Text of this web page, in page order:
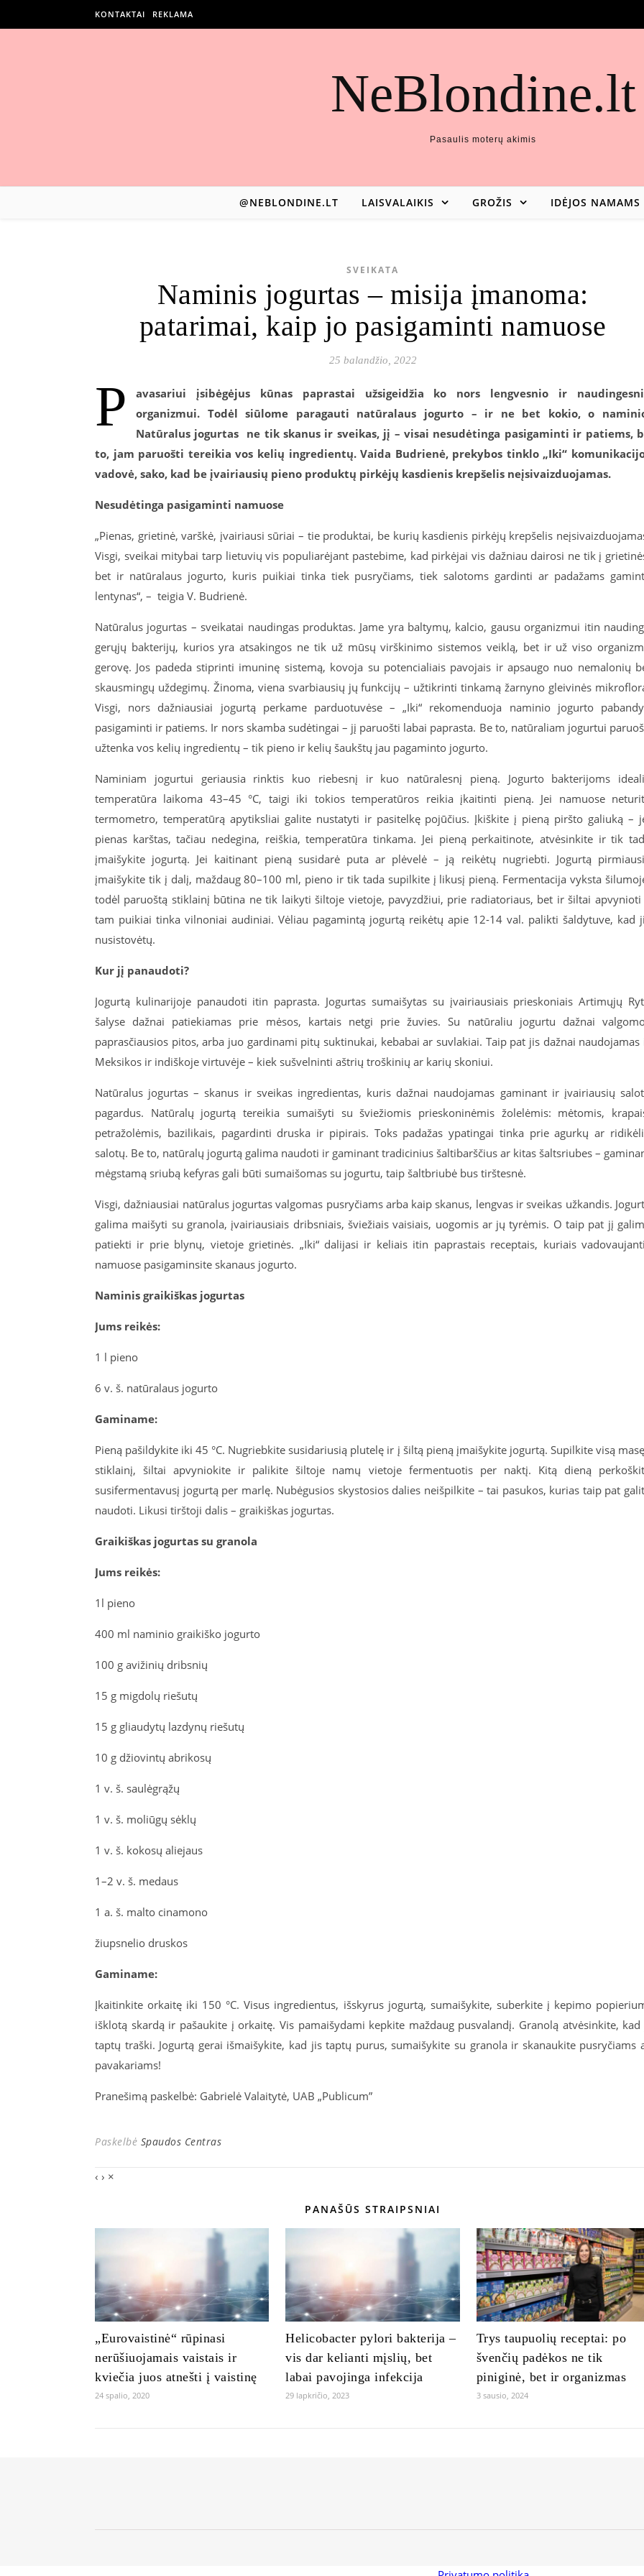
KONTAKTAI REKLAMA
NeBlondine.lt
Pasaulis moterų akimis
@NEBLONDINE.LT LAISVALAIKIS GROŽIS IDĖJOS NAMAMS
SVEIKATA
Naminis jogurtas – misija įmanoma:
patarimai, kaip jo pasigaminti namuose
25 balandžio, 2022
P
avasariui įsibėgėjus kūnas paprastai užsigeidžia ko nors lengvesnio ir
organizmui. Todėl siūlome paragauti natūralaus jogurto – ir ne bet kokio, o
Natūralus jogurtas ne tik skanus ir sveikas, jį – visai nesudėtinga pasigaminti ir patiems,
to, jam paruošti tereikia vos kelių ingredientų. Vaida Budrienė, prekybos tinklo „Iki“
vadovė, sako, kad be įvairiausių pieno produktų pirkėjų kasdienis krepšelis neįsivaizduojamas.
Nesudėtinga pasigaminti namuose
„Pienas, grietinė, varškė, įvairiausi sūriai – tie produktai, be kurių kasdienis pirkėjų krepšelis
Visgi, sveikai mitybai tarp lietuvių vis populiarėjant pastebime, kad pirkėjai vis dažniau dairosi ne tik į
bet ir natūralaus jogurto, kuris puikiai tinka tiek pusryčiams, tiek salotoms gardinti ar padažams
lentynas“, – teigia V. Budrienė.
Natūralus jogurtas – sveikatai naudingas produktas. Jame yra baltymų, kalcio, gausu organizmui itin
gerųjų bakterijų, kurios yra atsakingos ne tik už mūsų virškinimo sistemos veiklą, bet ir už viso
gerovę. Jos padeda stiprinti imuninę sistemą, kovoja su potencialiais pavojais ir apsaugo nuo nemalonių
skausmingų uždegimų. Žinoma, viena svarbiausių jų funkcijų – užtikrinti tinkamą žarnyno gleivinės
Visgi, nors dažniausiai jogurtą perkame parduotuvėse – „Iki“ rekomenduoja naminio jogurto
pasigaminti ir patiems. Ir nors skamba sudėtingai – jį paruošti labai paprasta. Be to, natūraliam jogurtui
užtenka vos kelių ingredientų – tik pieno ir kelių šaukštų jau pagaminto jogurto.
Naminiam jogurtui geriausia rinktis kuo riebesnį ir kuo natūralesnį pieną. Jogurto bakterijoms
temperatūra laikoma 43–45 °C, taigi iki tokios temperatūros reikia įkaitinti pieną. Jei namuose
termometro, temperatūrą apytiksliai galite nustatyti ir pasitelkę pojūčius. Įkiškite į pieną piršto galiuką –
pienas karštas, tačiau nedegina, reiškia, temperatūra tinkama. Jei pieną perkaitinote, atvėsinkite ir tik
įmaišykite jogurtą. Jei kaitinant pieną susidarė puta ar plėvelė – ją reikėtų nugriebti. Jogurtą
įmaišykite tik į dalį, maždaug 80–100 ml, pieno ir tik tada supilkite į likusį pieną. Fermentacija vyksta
todėl paruoštą stiklainį būtina ne tik laikyti šiltoje vietoje, pavyzdžiui, prie radiatoriaus, bet ir šiltai apvynioti
tam puikiai tinka vilnoniai audiniai. Vėliau pagamintą jogurtą reikėtų apie 12-14 val. palikti šaldytuve, kad
nusistovėtų.
Kur jį panaudoti?
Jogurtą kulinarijoje panaudoti itin paprasta. Jogurtas sumaišytas su įvairiausiais prieskoniais Artimųjų
šalyse dažnai patiekiamas prie mėsos, kartais netgi prie žuvies. Su natūraliu jogurtu dažnai
paprasčiausios pitos, arba juo gardinami pitų suktinukai, kebabai ar suvlakiai. Taip pat jis dažnai naudojamas
Meksikos ir indiškoje virtuvėje – kiek sušvelninti aštrių troškinių ar karių skoniui.
Natūralus jogurtas – skanus ir sveikas ingredientas, kuris dažnai naudojamas gaminant ir įvairiausių
pagardus. Natūralų jogurtą tereikia sumaišyti su šviežiomis prieskoninėmis žolelėmis: mėtomis,
petražolėmis, bazilikais, pagardinti druska ir pipirais. Toks padažas ypatingai tinka prie agurkų ar
salotų. Be to, natūralų jogurtą galima naudoti ir gaminant tradicinius šaltibarščius ar kitas šaltsriubes –
mėgstamą sriubą kefyras gali būti sumaišomas su jogurtu, taip šaltbriubė bus tirštesnė.
Visgi, dažniausiai natūralus jogurtas valgomas pusryčiams arba kaip skanus, lengvas ir sveikas užkandis.
galima maišyti su granola, įvairiausiais dribsniais, šviežiais vaisiais, uogomis ar jų tyrėmis. O taip pat jį
patiekti ir prie blynų, vietoje grietinės. „Iki“ dalijasi ir keliais itin paprastais receptais, kuriais
namuose pasigaminsite skanaus jogurto.
Naminis graikiškas jogurtas
Jums reikės:
1 l pieno
6 v. š. natūralaus jogurto
Gaminame:
Pieną pašildykite iki 45 °C. Nugriebkite susidariusią plutelę ir į šiltą pieną įmaišykite jogurtą. Supilkite visą
stiklainį, šiltai apvyniokite ir palikite šiltoje namų vietoje fermentuotis per naktį. Kitą dieną
susifermentavusį jogurtą per marlę. Nubėgusios skystosios dalies neišpilkite – tai pasukos, kurias taip pat
naudoti. Likusi tirštoji dalis – graikiškas jogurtas.
Graikiškas jogurtas su granola
Jums reikės:
1l pieno
400 ml naminio graikiško jogurto
100 g avižinių dribsnių
15 g migdolų riešutų
15 g gliaudytų lazdynų riešutų
10 g džiovintų abrikosų
1 v. š. saulėgrąžų
1 v. š. moliūgų sėklų
1 v. š. kokosų aliejaus
1–2 v. š. medaus
1 a. š. malto cinamono
žiupsnelio druskos
Gaminame:
Įkaitinkite orkaitę iki 150 °C. Visus ingredientus, išskyrus jogurtą, sumaišykite, suberkite į kepimo
išklotą skardą ir pašaukite į orkaitę. Vis pamaišydami kepkite maždaug pusvalandį. Granolą atvėsinkite, kad
taptų traški. Jogurtą gerai išmaišykite, kad jis taptų purus, sumaišykite su granola ir skanaukite pusryčiams
pavakariams!
Pranešimą paskelbė: Gabrielė Valaitytė, UAB „Publicum”
Paskelbė Spaudos Centras
‹ › ×
PANAŠŪS STRAIPSNIAI
„Eurovaistinė“ rūpinasi
nerūšiuojamais vaistais ir
kviečia juos atnešti į vaistinę
24 spalio, 2020
Helicobacter pylori bakterija –
vis dar kelianti mįslių, bet
labai pavojinga infekcija
29 lapkričio, 2023
Trys taupuolių receptai: po
švenčių padėkos ne tik
piniginė, bet ir organizmas
3 sausio, 2024